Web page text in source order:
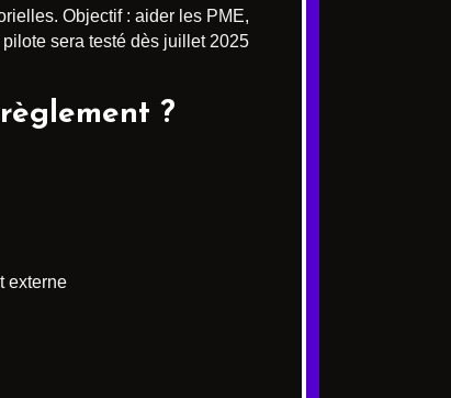
Objectif : aider les PME,
sera testé dès juillet 2025
?
externe